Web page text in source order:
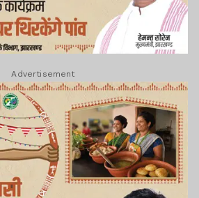
Advertisement